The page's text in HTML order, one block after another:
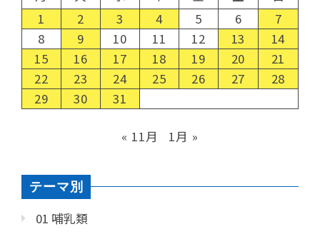
1
2 3 4 5 6
7
8
9 10 11 12 13
14
15
16 17 18 19 20
21
22
23 24 25 26 27
28
29
30 31
« 11月 1月 »
テーマ別
01 哺乳類